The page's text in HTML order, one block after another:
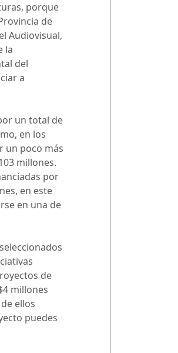
porque
de
Audiovisual,
la
del
a
un total de
en los
un poco más
millones.
por
en este
en una de
de
millones
ellos
puedes